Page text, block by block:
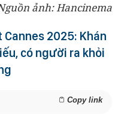
ảnh: Hancinema
Cannes 2025: Khán
có người ra khỏi
Copy link